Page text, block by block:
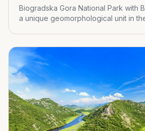
Biogradska Gora National Park with
a unique geomorphological unit in